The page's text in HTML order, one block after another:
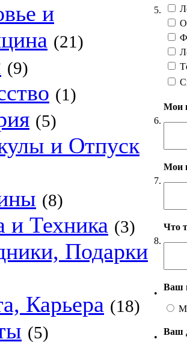
и
(21)
(9)
(1)
(5)
и Отпуск
(8)
и Техника (3)
Подарки
Карьера (18)
(5)
5.
6.
Мои
7.
Мои
8.
Что
•
Ваш
•
Ваш